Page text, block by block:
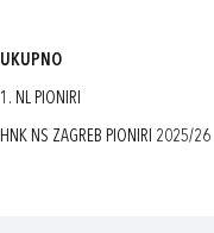
UKUPNO
1. NL PIONIRI
HNK NS ZAGREB PIONIRI 2025/26